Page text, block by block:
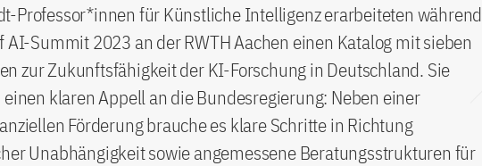
Professor*innen für Künstliche Intelligenz erarbeiteten während
AI-Summit 2023 an der RWTH Aachen einen Katalog mit sieben
zur Zukunftsfähigkeit der KI-Forschung in Deutschland. Sie
klaren Appell an die Bundesregierung: Neben einer
Förderung brauche es klare Schritte in Richtung
Unabhängigkeit sowie angemessene Beratungsstrukturen für